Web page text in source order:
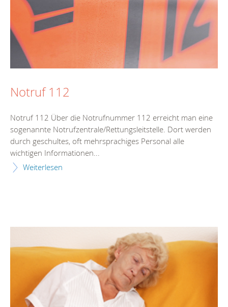
Notruf 112
Notruf 112 Über die Notrufnummer 112 erreicht man eine
sogenannte Notrufzentrale/Rettungsleitstelle. Dort werden
durch geschultes, oft mehrsprachiges Personal alle
wichtigen Informationen...
Weiterlesen